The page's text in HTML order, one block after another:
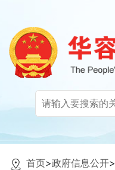
首页>政府信息公开>